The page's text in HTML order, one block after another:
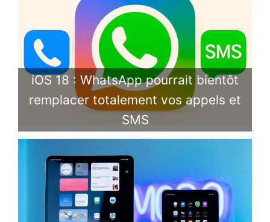
iOS 18 : WhatsApp pourrait bientôt
remplacer totalement vos appels et
SMS